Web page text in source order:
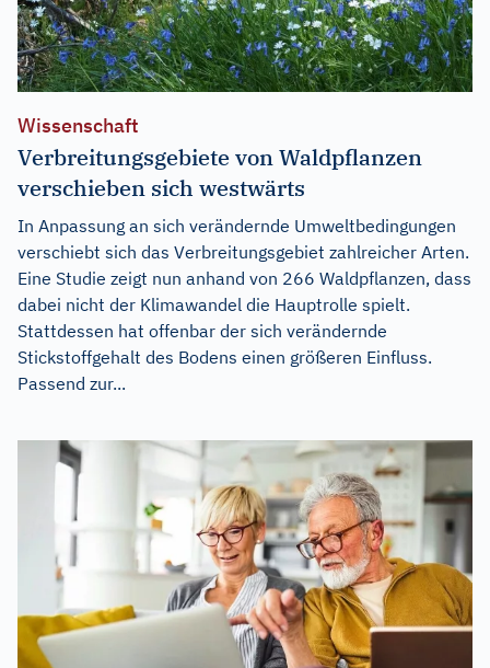
Wissenschaft
Verbreitungsgebiete von Waldpflanzen
verschieben sich westwärts
In Anpassung an sich verändernde Umweltbedingungen
verschiebt sich das Verbreitungsgebiet zahlreicher Arten.
Eine Studie zeigt nun anhand von 266 Waldpflanzen, dass
dabei nicht der Klimawandel die Hauptrolle spielt.
Stattdessen hat offenbar der sich verändernde
Stickstoffgehalt des Bodens einen größeren Einfluss.
Passend zur...